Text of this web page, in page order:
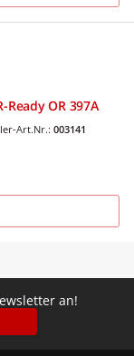
Ready OR 397A
Art.Nr.: 003141
an!